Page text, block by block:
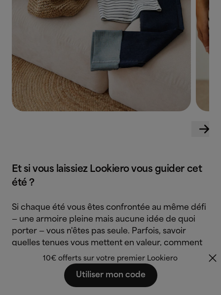
Et si vous laissiez Lookiero vous guider cet
été ?
Si chaque été vous êtes confrontée au même défi
— une armoire pleine mais aucune idée de quoi
porter — vous n'êtes pas seule. Parfois, savoir
quelles tenues vous mettent en valeur, comment
les associer ou comment adopter les dernières
tendances peut être déroutant.
10€ offerts sur votre premier Lookiero
Utiliser mon code